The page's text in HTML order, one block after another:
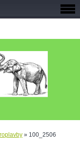
» 100_2506